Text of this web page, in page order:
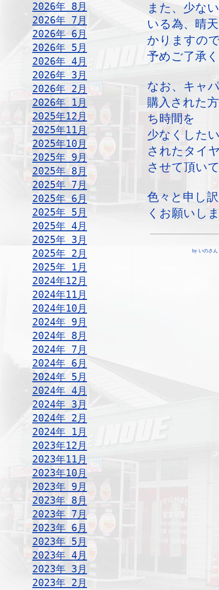
2026年 8月
2026年 7月
2026年 6月
2026年 5月
2026年 4月
2026年 3月
2026年 2月
2026年 1月
2025年12月
2025年11月
2025年10月
2025年 9月
2025年 8月
2025年 7月
2025年 6月
2025年 5月
2025年 4月
2025年 3月
2025年 2月
2025年 1月
2024年12月
2024年11月
2024年10月
2024年 9月
2024年 8月
2024年 7月
2024年 6月
2024年 5月
2024年 4月
2024年 3月
2024年 2月
2024年 1月
2023年12月
2023年11月
2023年10月
2023年 9月
2023年 8月
2023年 7月
2023年 6月
2023年 5月
2023年 4月
2023年 3月
2023年 2月
また、少な
いる為、晴
かりますの
予めご了承
なお、キャ
購入された
ち時間を
少なくした
されたタイ
させて頂い
色々と申し
くお願いし
by いのさん